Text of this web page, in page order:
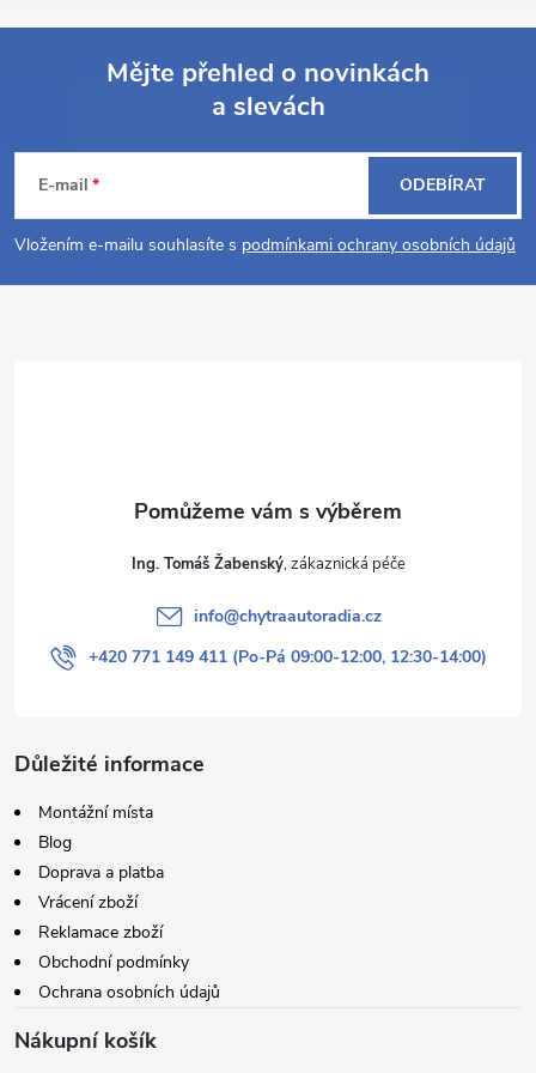
p
a
Mějte přehled o novinkách
a slevách
E-mail
Vložením e-mailu souhlasíte s podmínkami ochrany osobních údajů
ODEBÍRAT
Ing. Tomáš Žabenský
info@chytraautoradia.cz
+420 771 149 411 (Po-Pá 09:00-12:00, 12:30-14:00)
Důležité informace
Montážní místa
Blog
Doprava a platba
Vrácení zboží
Reklamace zboží
Obchodní podmínky
Ochrana osobních údajů
Nákupní košík